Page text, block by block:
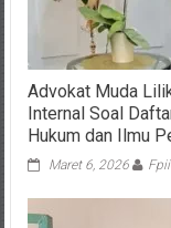
Advokat Muda
Internal Soal
Hukum dan Ilmu
Maret 6, 2026